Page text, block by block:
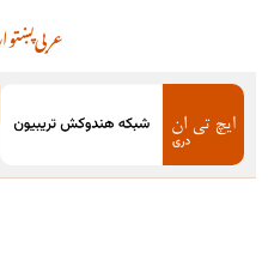
پښتوعربی